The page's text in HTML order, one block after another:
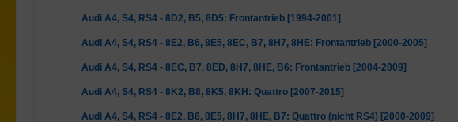
Audi A4, S4, RS4 - 8D2, B5, 8D5: Frontantrieb [1994-2001]
Audi A4, S4, RS4 - 8E2, B6, 8E5, 8EC, B7, 8H7, 8HE: Frontantrieb [2000-2005]
Audi A4, S4, RS4 - 8EC, B7, 8ED, 8H7, 8HE, B6: Frontantrieb [2004-2009]
Audi A4, S4, RS4 - 8K2, B8, 8K5, 8KH: Quattro [2007-2015]
Audi A4, S4, RS4 - 8E2, B6, 8E5, 8H7, 8HE, B7: Quattro (nicht RS4) [2000-2009]